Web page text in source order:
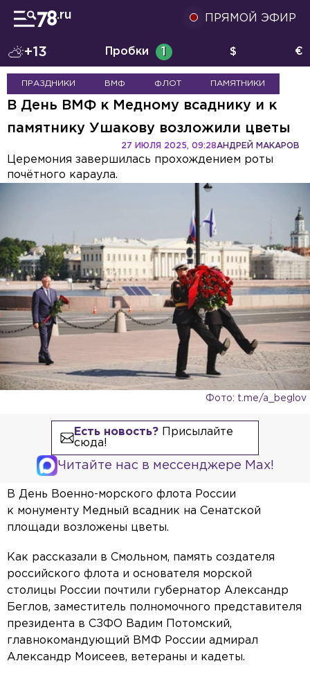
ПРЯМОЙ ЭФИР
+13 Пробки 1 $ €
ПРАЗДНИКИ ВМФ ФЛОТ ПАМЯТНИКИ
В День ВМФ к Медному всаднику и к
памятнику Ушакову возложили цветы
АНДРЕЙ МАКАРОВ
27 ИЮЛЯ 2025, 09:28
Церемония завершилась прохождением роты
почётного караула.
Фото: t.me/a_beglov
Есть новость?Присылайте
сюда!
Читайте нас в мессенджере Max!
В День Военно-морского флота России
к монументу Медный всадник на Сенатской
площади возложены цветы.
Как рассказали в Смольном, память создателя
российского флота и основателя морской
столицы России почтили губернатор Александр
Беглов, заместитель полномочного представителя
президента в СЗФО Вадим Потомский,
главнокомандующий ВМФ России адмирал
Александр Моисеев, ветераны и кадеты.